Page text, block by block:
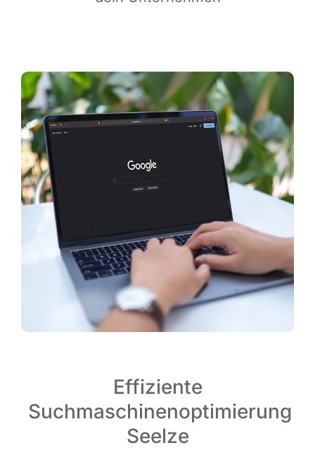
Maga­zin
Effiziente
Suchmaschinenoptimierung
Seelze